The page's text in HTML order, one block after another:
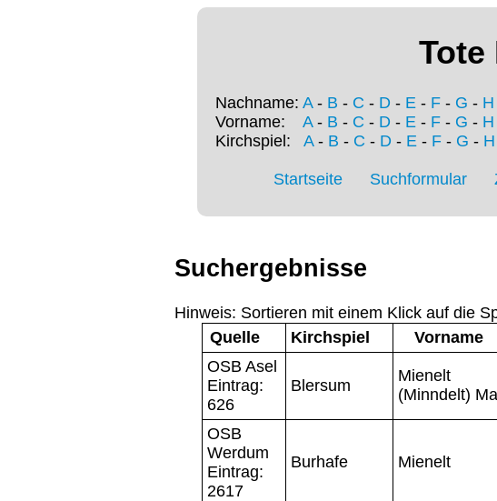
Tote
Nachname: A- B - C - D - E - F - G - H
Vorname: A- B - C - D - E - F - G - H
Kirchspiel: A- B - C - D- E- F- G - H
Startseite Suchformular
Suchergebnisse
Hinweis: Sortieren mit einem Klick auf die
Quelle
Kirchspiel Vorname
OSB Asel
Eintrag:
626
Blersum
Mienelt
(Minndelt)
OSB
Werdum
Eintrag:
2617
Burhafe Mienelt